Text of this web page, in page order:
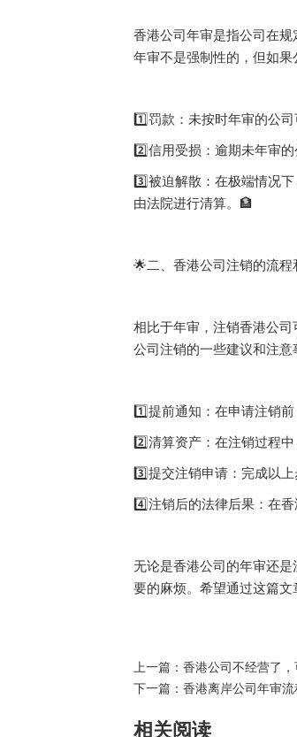
香港公司年审是指公司在
年审不是强制性的，但如
1️⃣罚款：未按时年审的公
2️⃣信用受损：逾期未年审
3️⃣被迫解散：在极端情况
由法院进行清算。🏦
🌟二、香港公司注销的流程
相比于年审，注销香港公
公司注销的一些建议和注
1️⃣提前通知：在申请注销
2️⃣清算资产：在注销过程
3️⃣提交注销申请：完成以
4️⃣注销后的法律后果：在
无论是香港公司的年审还
要的麻烦。希望通过这篇
上一篇： 香港公司不经营了
下一篇： 香港离岸公司年审流
相关阅读